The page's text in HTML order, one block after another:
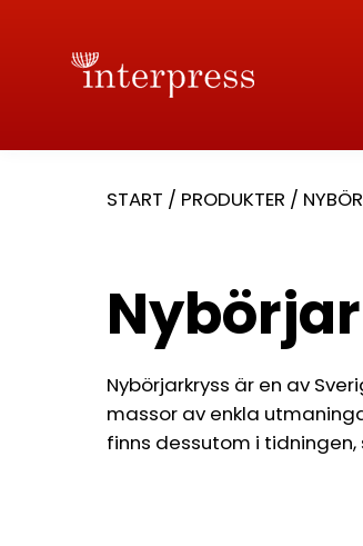
START / PRODUKTER /
Nybörjarkryss är en av
massor av enkla
finns dessutom i